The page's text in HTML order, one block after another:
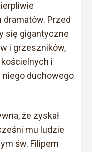
Przed
się gigantyczne
i grzeszników,
i
niego duchowego
że zyskał
mu ludzie
św. Filipem